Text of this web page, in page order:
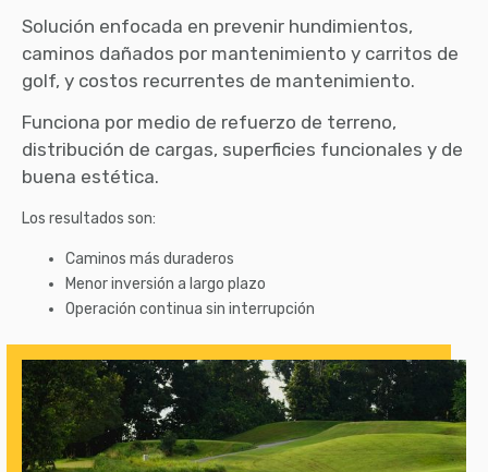
Solución enfocada en prevenir hundimientos,
caminos dañados por mantenimiento y carritos de
golf, y costos recurrentes de mantenimiento.
Funciona por medio de refuerzo de terreno,
distribución de cargas, superficies funcionales y de
buena estética.
Los resultados son:
Caminos más duraderos
Menor inversión a largo plazo
Operación continua sin interrupción